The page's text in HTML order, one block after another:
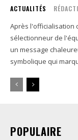
ACTUALITÉS
Après l'officialisation
sélectionneur de
un message
symbolique qui
POPULAIRE